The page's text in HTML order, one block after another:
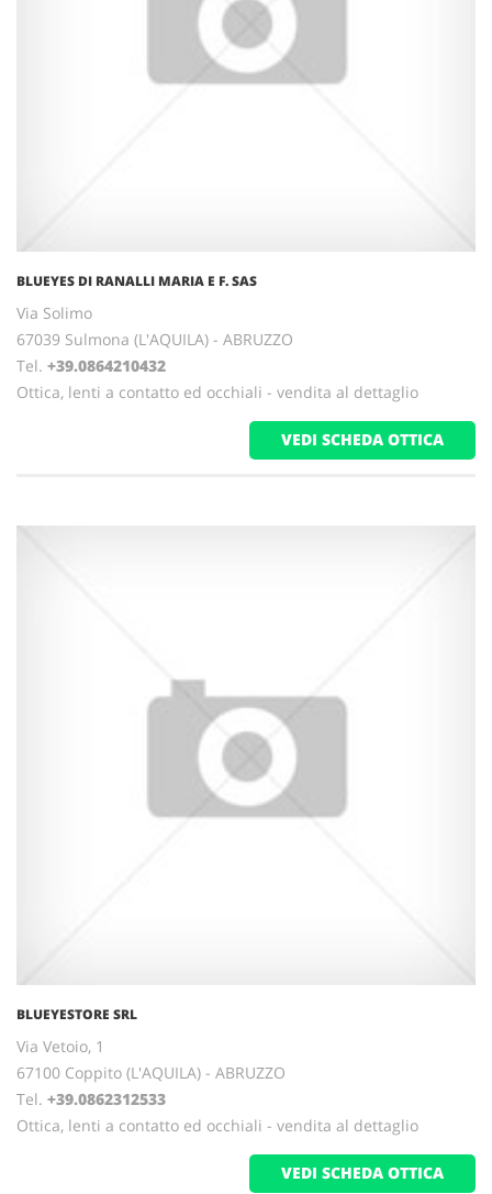
BLUEYES DI RANALLI MARIA E F. SAS
Via Solimo
67039 Sulmona (L'AQUILA) - ABRUZZO
Tel. +39.0864210432
Ottica, lenti a contatto ed occhiali - vendita al dettaglio
VEDI SCHEDA OTTICA
BLUEYESTORE SRL
Via Vetoio, 1
67100 Coppito (L'AQUILA) - ABRUZZO
Tel. +39.0862312533
Ottica, lenti a contatto ed occhiali - vendita al dettaglio
VEDI SCHEDA OTTICA